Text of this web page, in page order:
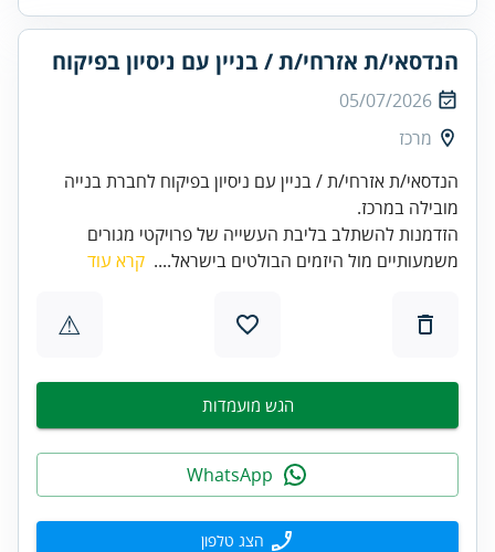
הנדסאי/ת אזרחי/ת / בניין עם ניסיון בפיקוח
05/07/2026
מרכז
הנדסאי/ת אזרחי/ת / בניין עם ניסיון בפיקוח לחברת בנייה
מובילה במרכז.
הזדמנות להשתלב בליבת העשייה של פרויקטי מגורים
משמעותיים מול היזמים הבולטים בישראל.... קרא עוד
⚠
הגש מועמדות
הצג טלפון